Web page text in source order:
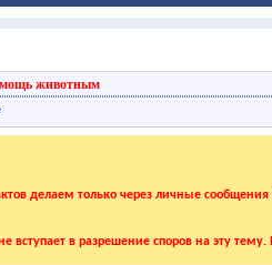
животным
делаем только через личные
в разрешение споров на эту